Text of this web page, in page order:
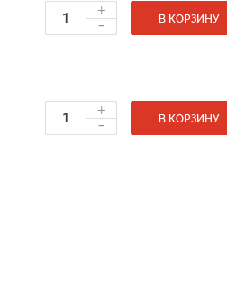
+
- В КОРЗИНУ
+
- В КОРЗИНУ